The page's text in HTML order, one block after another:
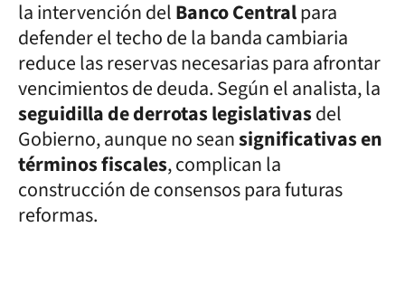
la intervención delBanco Centralpara
defender el techo de la banda cambiaria
reduce las reservas necesarias para afrontar
vencimientos de deuda. Según el analista, la
seguidilla de derrotas legislativasdel
Gobierno, aunque no seansignificativas en
términos fiscales, complican la
construcción de consensos para futuras
reformas.